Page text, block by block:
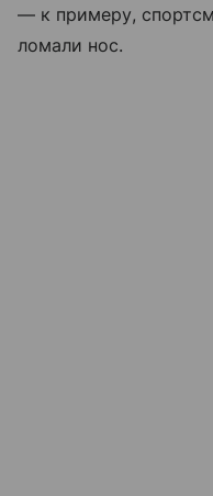
— к примеру,
ломали нос.